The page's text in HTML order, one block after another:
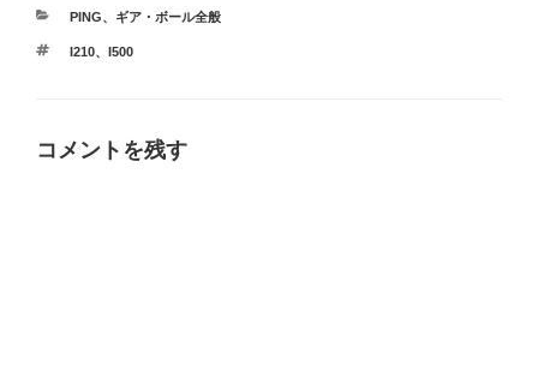
カ
ゴ
PING、 ギア・ボール全般
タI210、 I500
コメントを残す